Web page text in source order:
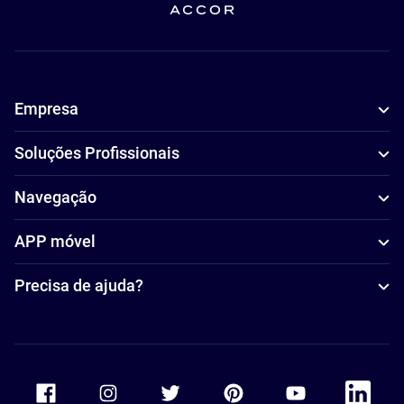
Empresa
Soluções Profissionais
Navegação
APP móvel
Precisa de ajuda?
Accor Facebook Accor TwitterAccor PinterestAccor Youtube
Accor